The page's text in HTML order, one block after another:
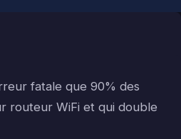
fatale que 90% des
routeur WiFi et qui double